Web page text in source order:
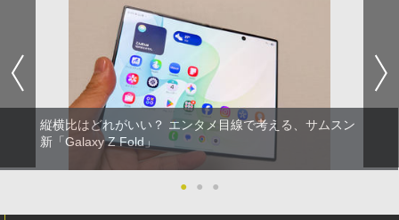
縦横比はどれがいい？ エンタメ目線で考える、サムスン
新「Galaxy Z Fold」
● ● ●